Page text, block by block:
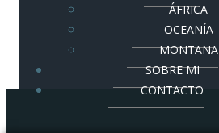
ÁFRICA
OCEANÍA
MONTAÑA
SOBRE MI
CONTACTO